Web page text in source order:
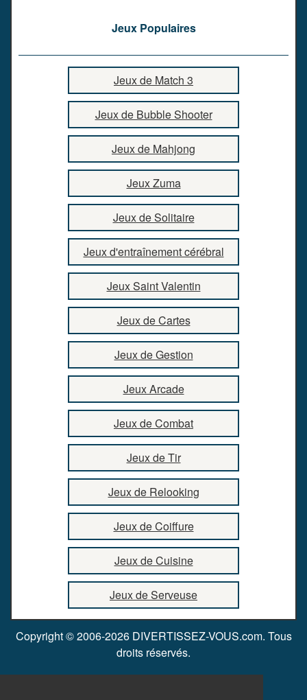
Jeux Populaires
Jeux de Match 3
Jeux de Bubble Shooter
Jeux de Mahjong
Jeux Zuma
Jeux de Solitaire
Jeux d'entraînement cérébral
Jeux Saint Valentin
Jeux de Cartes
Jeux de Gestion
Jeux Arcade
Jeux de Combat
Jeux de Tir
Jeux de Relooking
Jeux de Coiffure
Jeux de Cuisine
Jeux de Serveuse
Copyright © 2006-2026 DIVERTISSEZ-VOUS.com. Tous
droits réservés.